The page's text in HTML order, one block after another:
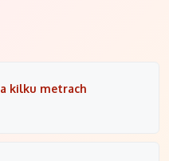
kilku metrach